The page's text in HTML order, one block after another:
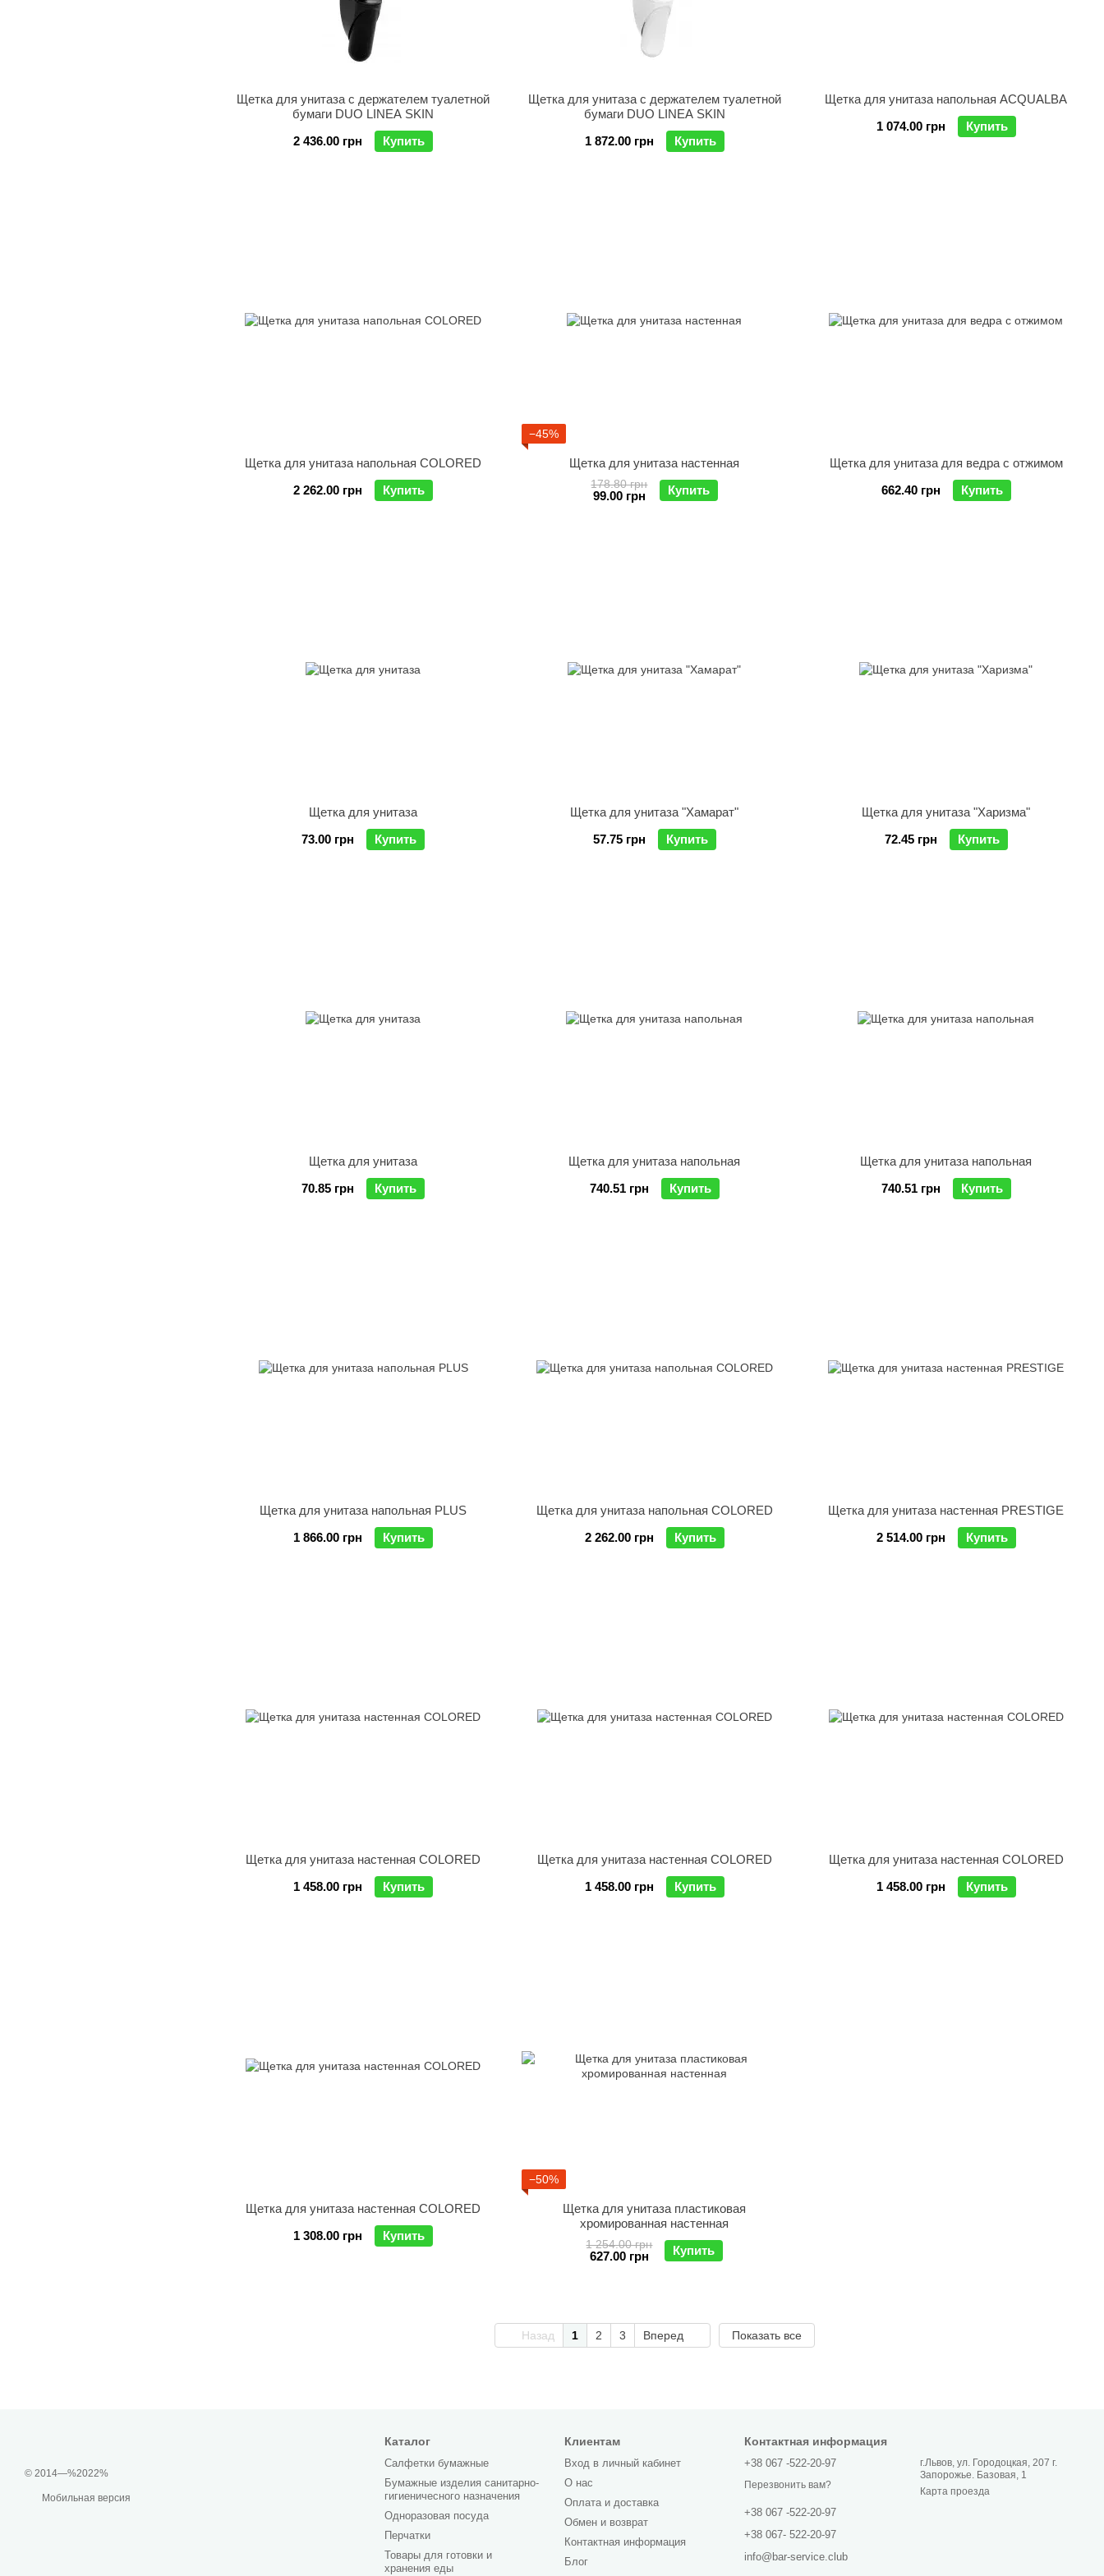
Щетка для унитаза с держателем туалетной
бумаги DUO LINEA SKIN
2 436.00 грн
Купить
Щетка для унитаза с держателем туалетной
бумаги DUO LINEA SKIN
1 872.00 грн
Купить
Щетка для унитаза напольная ACQUALBA
1 074.00 грн
Купить
Щетка для унитаза напольная COLORED
2 262.00 грн
Купить
−45%
Щетка для унитаза настенная
178.80 грн
99.00 грн Купить
Щетка для унитаза для ведра с отжимом
662.40 грн
Купить
Щетка для унитаза
73.00 грн
Купить
Щетка для унитаза "Хамарат"
57.75 грн
Купить
Щетка для унитаза "Харизма"
72.45 грн
Купить
Щетка для унитаза
70.85 грн
Купить
Щетка для унитаза напольная
740.51 грн
Купить
Щетка для унитаза напольная
740.51 грн
Купить
Щетка для унитаза напольная PLUS
1 866.00 грн
Купить
Щетка для унитаза напольная COLORED
2 262.00 грн
Купить
Щетка для унитаза настенная PRESTIGE
2 514.00 грн
Купить
Щетка для унитаза настенная COLORED
1 458.00 грн
Купить
Щетка для унитаза настенная COLORED
1 458.00 грн
Купить
Щетка для унитаза настенная COLORED
1 458.00 грн
Купить
Щетка для унитаза настенная COLORED
1 308.00 грн
Купить
−50%
Щетка для унитаза пластиковая
хромированная настенная
1 254.00 грн
627.00 грн Купить
Назад 1 2 3 Вперед Показать все
© 2014—%2022%
Мобильная версия
Каталог
Салфетки бумажные
Бумажные изделия санитарно-
гигиеничесного назначения
Одноразовая посуда
Перчатки
Товары для готовки и
хранения еды
Клиентам
Вход в личный кабинет
О нас
Оплата и доставка
Обмен и возврат
Контактная информация
Блог
Контактная информация
+38 067 -522-20-97
Перезвонить вам?
+38 067 -522-20-97
+38 067- 522-20-97
info@bar-service.club
г.Львов, ул. Городоцкая, 207 г.
Запорожье. Базовая, 1
Карта проезда